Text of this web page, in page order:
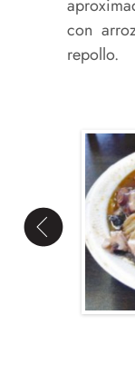
con
repollo.